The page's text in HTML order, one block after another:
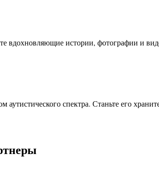
вдохновляющие истории, фотографии и
спектра. Станьте его